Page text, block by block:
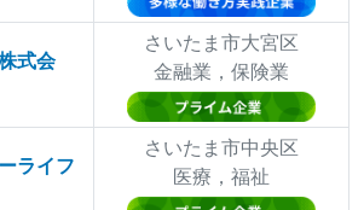
式会
さいたま市大宮区
金融業，保険業
ライフ
さいたま市中央区
医療，福祉